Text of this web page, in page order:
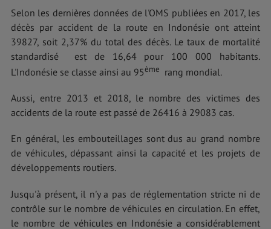
Selon les dernières données de l'OMS publiées en 2017, les
décès par accident de la route en Indonésie ont atteint
39827, soit 2,37% du total des décès. Le taux de mortalité
standardisé est de 16,64 pour 100 000 habitants.
L'Indonésie se classe ainsi au 95ème rang mondial.
Aussi, entre 2013 et 2018, le nombre des victimes des
accidents de la route est passé de 26416 à 29083 cas.
En général, les embouteillages sont dus au grand nombre
de véhicules, dépassant ainsi la capacité et les projets de
développements routiers.
Jusqu'à présent, il n'y a pas de réglementation stricte ni de
contrôle sur le nombre de véhicules en circulation. En effet,
le nombre de véhicules en Indonésie a considérablement